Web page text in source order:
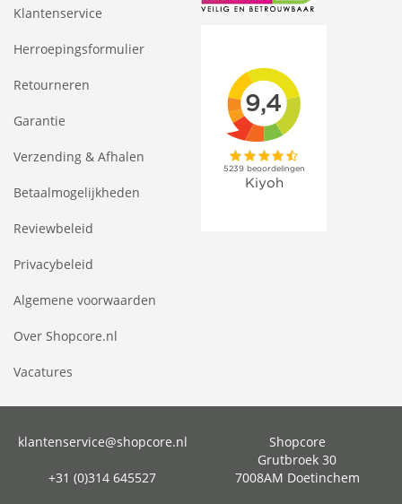
Klantenservice
Herroepingsformulier
Retourneren
Garantie
Verzending & Afhalen
Betaalmogelijkheden
Reviewbeleid
Privacybeleid
Algemene voorwaarden
Over Shopcore.nl
Vacatures
klantenservice@shopcore.nl
+31 (0)314 645527
Shopcore
Grutbroek 30
7008AM Doetinchem